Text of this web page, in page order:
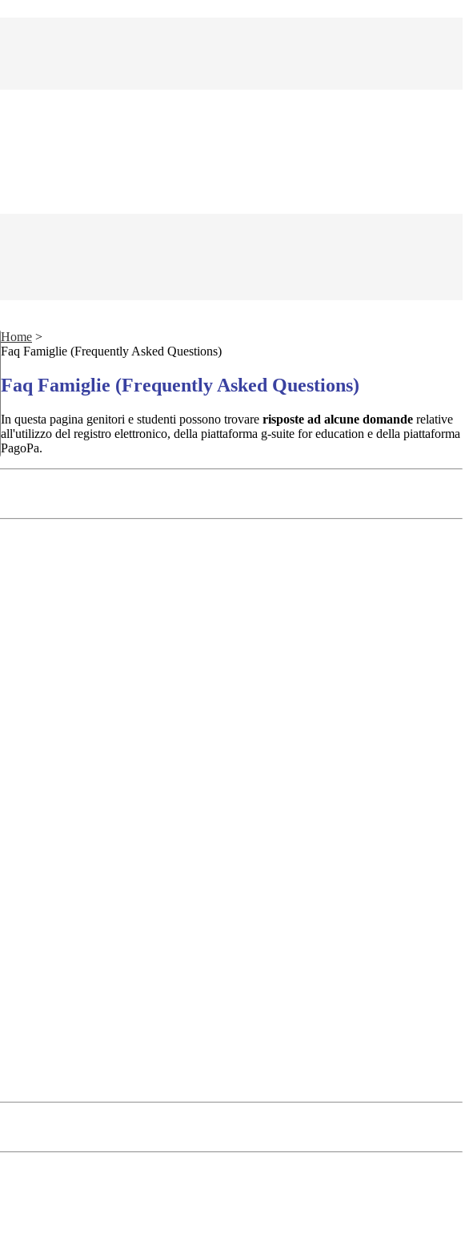
Home >
Faq Famiglie (Frequently Asked Questions)
Faq Famiglie (Frequently Asked Questions)
In questa pagina genitori e studenti possono trovare risposte ad alcune domande relative
all'utilizzo del registro elettronico, della piattaforma g-suite for education e della piattaforma
PagoPa.